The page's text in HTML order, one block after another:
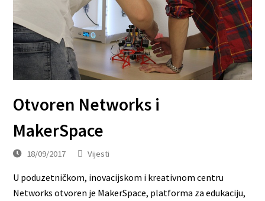
Otvoren Networks i
MakerSpace
18/09/2017 Vijesti
U poduzetničkom, inovacijskom i kreativnom centru
Networks otvoren je MakerSpace, platforma za edukaciju,